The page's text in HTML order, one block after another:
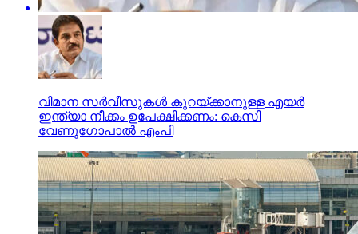
വിമാന സര്‍വീസുകള്‍ കുറയ്ക്കാനുള്ള എയര്‍
ഇന്ത്യാ നീക്കം ഉപേക്ഷിക്കണം: കെസി
വേണുഗോപാല്‍ എംപി